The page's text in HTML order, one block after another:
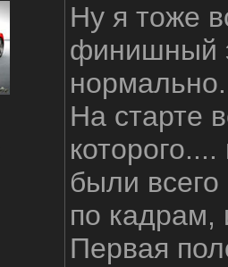
Ну я тоже
финишный
нормально.
На старте
были
по кадрам,
Первая